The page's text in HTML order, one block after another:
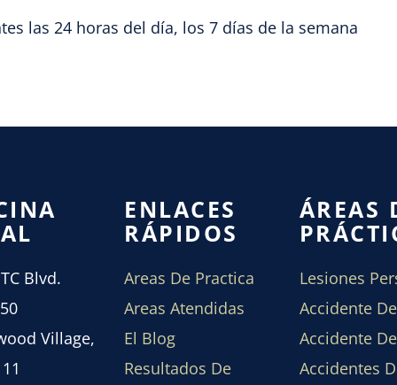
las 24 horas del día, los 7 días de la semana
Blvd.
Village,
ENLACES
RÁPIDOS
Areas De Practica
Areas Atendidas
El Blog
Resultados De
ÁREAS
Lesiones
Accidente
Accidente
Accidentes